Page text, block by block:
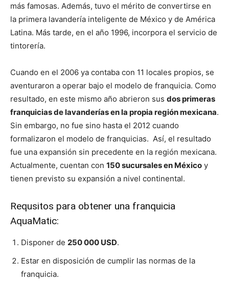
más famosas. Además, tuvo el mérito de convertirse en
la primera lavandería inteligente de México y de América
Latina. Más tarde, en el año 1996, incorpora el servicio de
tintorería.
Cuando en el 2006 ya contaba con 11 locales propios, se
aventuraron a operar bajo el modelo de franquicia. Como
resultado, en este mismo año abrieron sus dos primeras
franquicias de lavanderías en la propia región mexicana.
Sin embargo, no fue sino hasta el 2012 cuando
formalizaron el modelo de franquicias. Así, el resultado
fue una expansión sin precedente en la región mexicana.
Actualmente, cuentan con 150 sucursales en México y
tienen previsto su expansión a nivel continental.
Requsitos para obtener una franquicia
AquaMatic:
Disponer de 250 000 USD.
Estar en disposición de cumplir las normas de la
franquicia.